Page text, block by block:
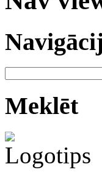
Meklēt